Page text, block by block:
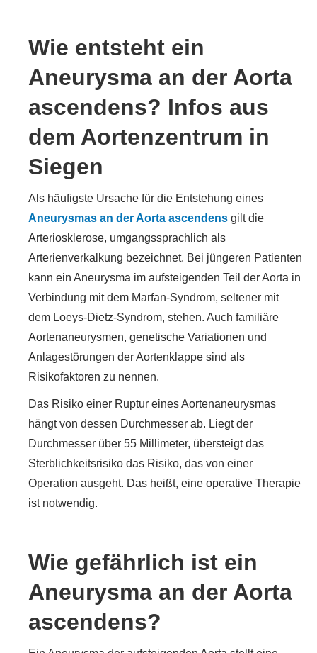
Wie entsteht ein
Aneurysma an der Aorta
ascendens? Infos aus
dem Aortenzentrum in
Siegen
Als häufigste Ursache für die Entstehung eines
Aneurysmas an der Aorta ascendens gilt die
Arteriosklerose, umgangssprachlich als
Arterienverkalkung bezeichnet. Bei jüngeren Patienten
kann ein Aneurysma im aufsteigenden Teil der Aorta in
Verbindung mit dem Marfan-Syndrom, seltener mit
dem Loeys-Dietz-Syndrom, stehen. Auch familiäre
Aortenaneurysmen, genetische Variationen und
Anlagestörungen der Aortenklappe sind als
Risikofaktoren zu nennen.
Das Risiko einer Ruptur eines Aortenaneurysmas
hängt von dessen Durchmesser ab. Liegt der
Durchmesser über 55 Millimeter, übersteigt das
Sterblichkeitsrisiko das Risiko, das von einer
Operation ausgeht. Das heißt, eine operative Therapie
ist notwendig.
Wie gefährlich ist ein
Aneurysma an der Aorta
ascendens?